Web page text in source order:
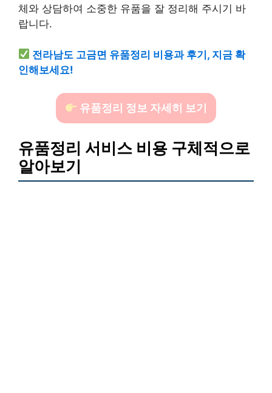
체와 상담하여 소중한 유품을 잘 정리해 주시기 바
랍니다.
전라남도 고금면 유품정리 비용과 후기, 지금 확
인해보세요!
유품정리 정보 자세히 보기
유품정리 서비스 비용 구체적으로
알아보기